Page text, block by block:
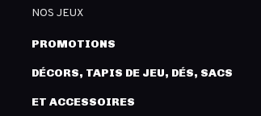
NOS JEUX
PROMOTIONS
DÉCORS, TAPIS DE JEU, DÉS, SACS
ET ACCESSOIRES